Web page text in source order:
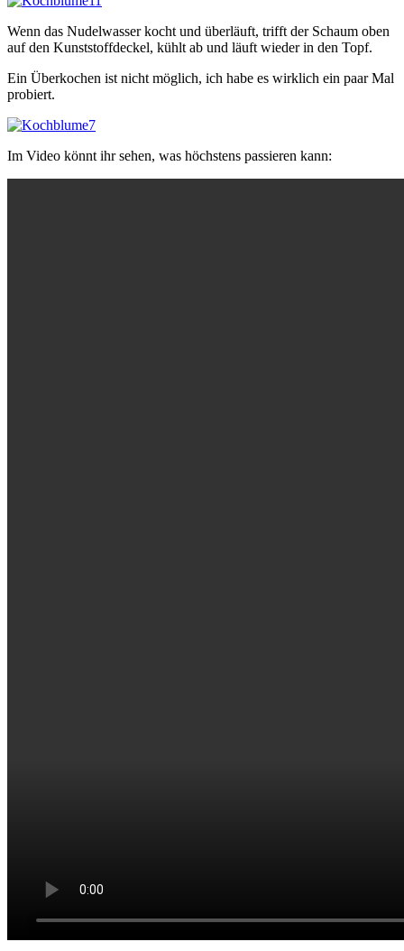
Wenn das Nudelwasser kocht und überläuft, trifft der Schaum oben
auf den Kunststoffdeckel, kühlt ab und läuft wieder in den Topf.
Ein Überkochen ist nicht möglich, ich habe es wirklich ein paar Mal
probiert.
Im Video könnt ihr sehen, was höchstens passieren kann: